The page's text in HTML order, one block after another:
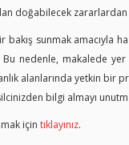
doğabilecek
sunmak amacıyla
nedenle, makalede
alanlarında yetkin bir
bilgi almayı
için tıklayınız.